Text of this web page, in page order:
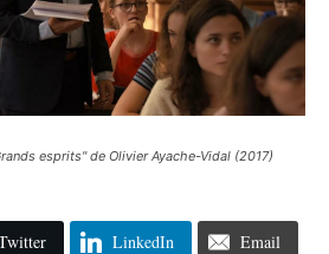
esprits" de Olivier Ayache-Vidal (2017)
LinkedIn Email